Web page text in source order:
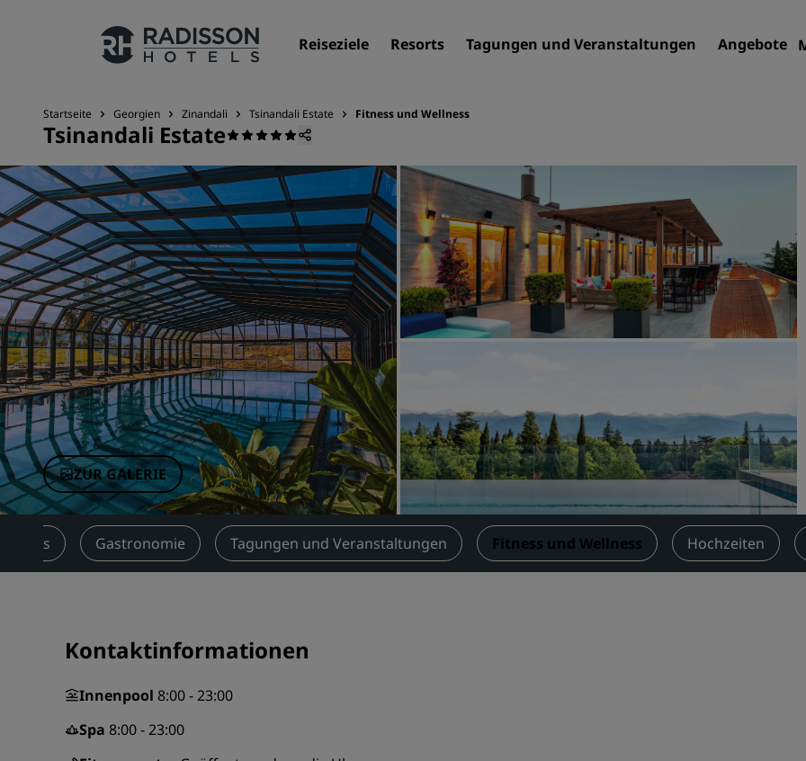
Reiseziele Resorts Tagungen und Veranstaltungen Angebote
Unsere Marken
Marken von Radisson Hotels
Verbundene Marken in China
Resorts
Serviced Apartments
Flughafenhotels
Neue und geplante Hotels
Tagungen und
Einen Meetingraum buchen
Fordern Sie ein Angebot an
Veranstaltungsorte
Branchenlösungen
Flüge suchen
Startseite Georgien Zinandali Tsinandali Estate Fitness und Wellness
Tsinandali Estate
ZUR GALERIE
Gastronomie Tagungen und Veranstaltungen Fitness und Wellness Hochzeiten
Kontaktinformationen
Innenpool 8:00 - 23:00
Spa 8:00 - 23:00